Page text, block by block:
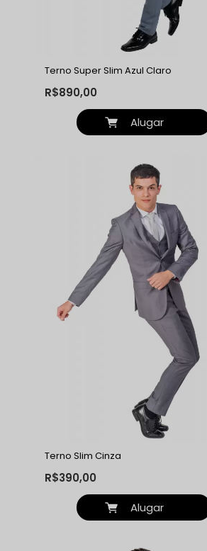
Terno Super Slim Azul Claro
R$890,00
Alugar
Terno Slim Cinza
R$390,00
Alugar